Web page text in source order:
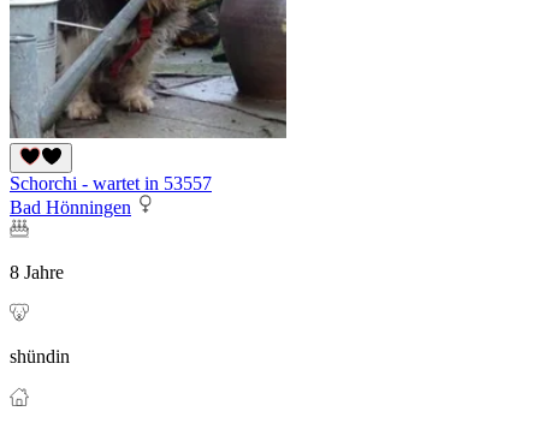
Schorchi - wartet in 53557
Bad Hönningen
8 Jahre
shündin